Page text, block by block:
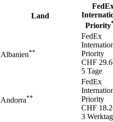
Land
Priority
Albanien**
FedEx
Priority
CHF
5 Tage
Andorra**
FedEx
Priority
CHF
3